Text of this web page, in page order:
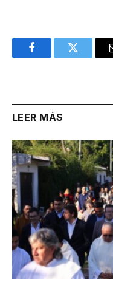
FacebookTwitter
LEER MÁS